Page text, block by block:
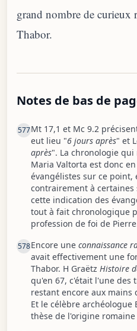
grand nombre de curieux
Thabor.
Notes de bas de
577Mt 17,1 et Mc 9.2
eut lieu "6 jours après" et
après". La chronologie
Maria Valtorta est donc
évangélistes sur ce point,
contrairement à certaines
cette indication des
tout à fait chronologique
profession de foi de
578Encore une connaissance
avait effectivement une
Thabor. H Graëtz Histoire
qu'en 67, c'était l'une des
restant encore aux mains
Et le célèbre archéologue
thèse de l'origine